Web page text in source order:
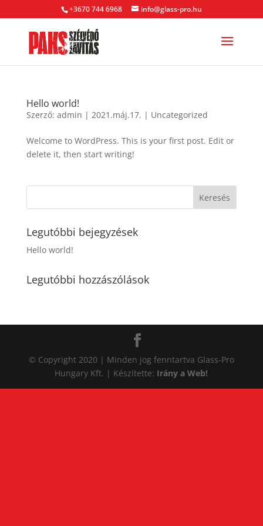
+3670 744 6968 info@glass-pro.hu
Hello world!
Szerző: admin | 2021.máj.17. | Uncategorized
Welcome to WordPress. This is your first post. Edit or
delete it, then start writing!
Legutóbbi bejegyzések
Hello world!
Legutóbbi hozzászólások
© Copyright 2020 | Minden jog fenntartva Glass-Pro
Hungary Kft. | Készítette: Irány a Web!